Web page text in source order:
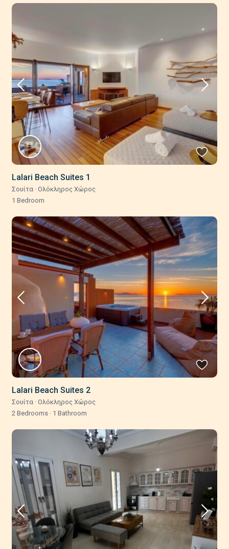
Lalari Beach Suites 1
Σουίτα · Ολόκληρος Χώρος
1 Bedroom
Lalari Beach Suites 2
Σουίτα · Ολόκληρος Χώρος
2 Bedrooms · 1 Bathroom